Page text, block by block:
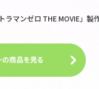
ラマンゼロ THE MOVIE」製